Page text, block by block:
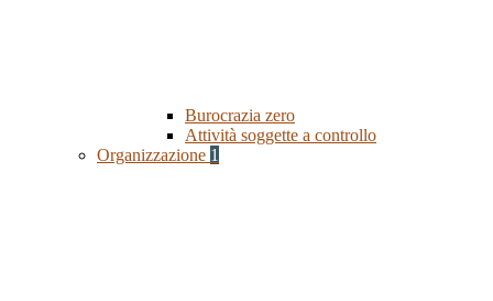
Burocrazia zero
Attività soggette a controllo
Organizzazione 1